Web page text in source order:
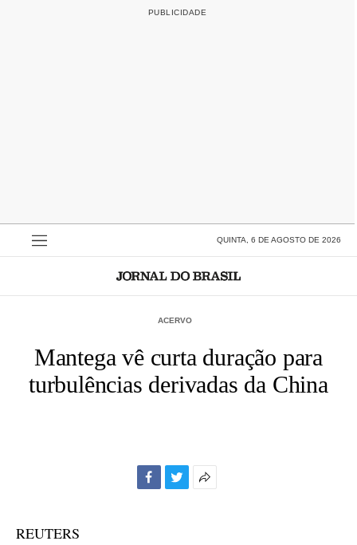
QUINTA, 6 DE AGOSTO DE 2026
ACERVO
Mantega vê curta duração para
turbulências derivadas da China
REUTERS